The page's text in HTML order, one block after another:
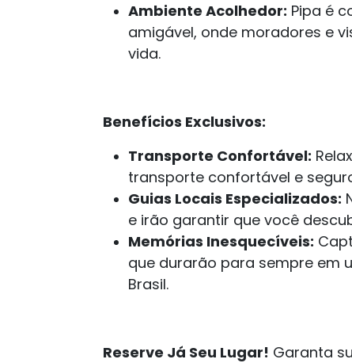
Ambiente Acolhedor: Pipa é
amigável, onde moradores e
vida.
Benefícios Exclusivos:
Transporte Confortável:
transporte confortável e
Guias Locais Especializados:
e irão garantir que você
Memórias Inesquecíveis:
que durarão para sempre em
Brasil.
Reserve Já Seu Lugar! Garanta